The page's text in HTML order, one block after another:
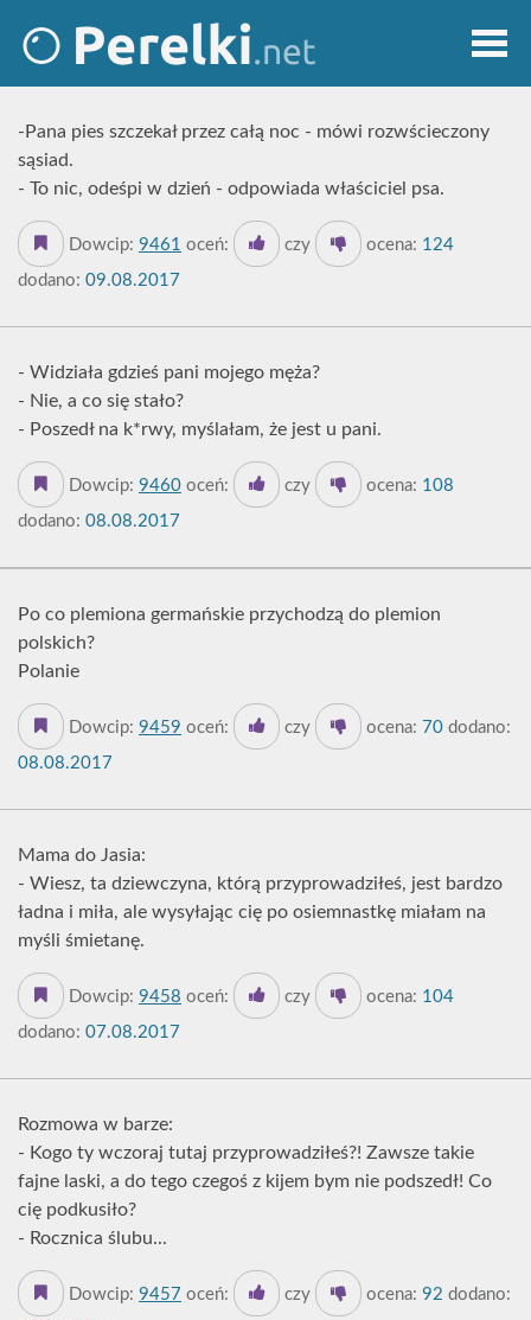
-Pana pies szczekał przez całą noc - mówi rozwścieczony
sąsiad.
- To nic, odeśpi w dzień - odpowiada właściciel psa.
Dowcip: 9461 oceń: czy ocena: 124
dodano: 09.08.2017
- Widziała gdzieś pani mojego męża?
- Nie, a co się stało?
- Poszedł na k*rwy, myślałam, że jest u pani.
Dowcip: 9460 oceń: czy ocena: 108
dodano: 08.08.2017
Po co plemiona germańskie przychodzą do plemion
polskich?
Polanie
Dowcip: 9459 oceń: czy ocena: 70 dodano:
08.08.2017
Mama do Jasia:
- Wiesz, ta dziewczyna, którą przyprowadziłeś, jest bardzo
ładna i miła, ale wysyłając cię po osiemnastkę miałam na
myśli śmietanę.
Dowcip: 9458 oceń: czy ocena: 104
dodano: 07.08.2017
Rozmowa w barze:
- Kogo ty wczoraj tutaj przyprowadziłeś?! Zawsze takie
fajne laski, a do tego czegoś z kijem bym nie podszedł! Co
cię podkusiło?
- Rocznica ślubu...
Dowcip: 9457 oceń: czy ocena: 92 dodano: